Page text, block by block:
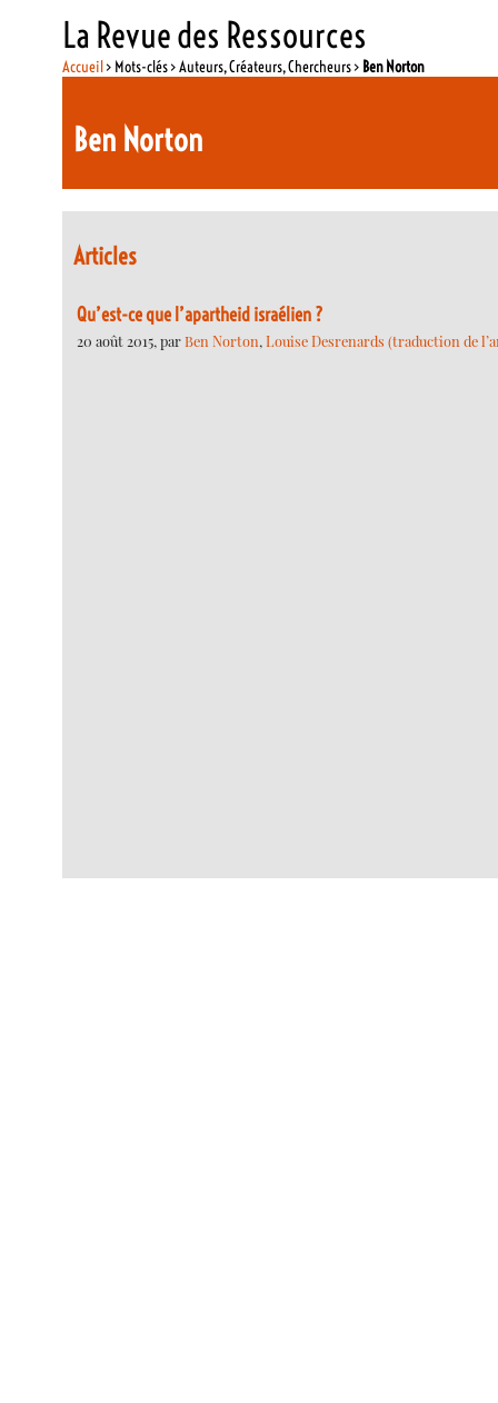
La Revue des Ressources
Accueil> Mots-clés > Auteurs, Créateurs, Chercheurs > Ben Norton
Ben Norton
Articles
Qu’est-ce que l’apartheid israélien ?
20 août 2015, parBen Norton,Louise Desrenards (traduction de